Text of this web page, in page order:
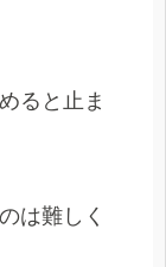
ると止ま
は難しく